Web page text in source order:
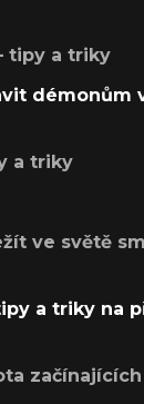
tipy a triky
démonům
a triky
ve světě
a triky na